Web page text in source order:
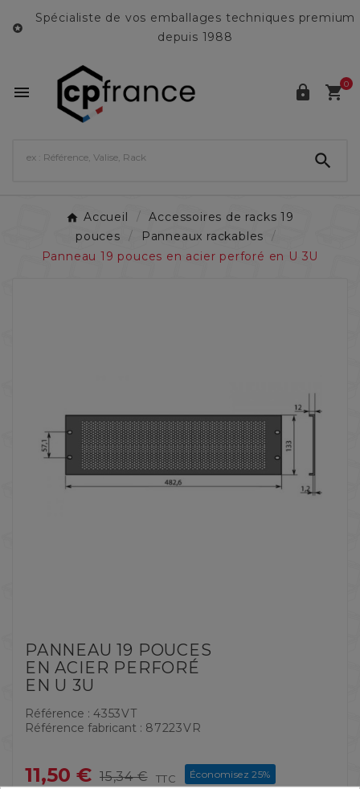

Spécialiste de vos emballages techniques premium
depuis 1988
  0

Accueil
Accessoires de racks 19
pouces
Panneaux rackables
Panneau 19 pouces en acier perforé en U 3U
PANNEAU 19 POUCES
EN ACIER PERFORÉ
EN U 3U
Référence : 4353VT
Référence fabricant : 87223VR
11,50 € 15,34 € TTC Économisez 25%